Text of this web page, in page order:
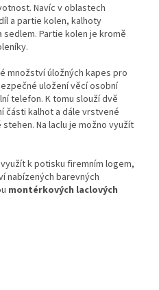
Navíc v oblastech
a partie kolen, kalhoty
Partie kolen je kromě
množství úložných kapes pro
uložení věcí osobní
telefon. K tomu slouží dvě
části kalhot a dále vrstvené
Na laclu je možno využít
k potisku firemním logem,
nabízených barevných
montérkových laclových